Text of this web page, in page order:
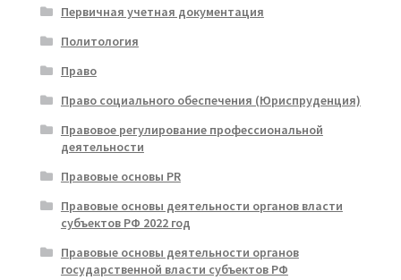
Первичная учетная документация
Политология
Право
Право социального обеспечения (Юриспруденция)
Правовое регулирование профессиональной
деятельности
Правовые основы PR
Правовые основы деятельности органов власти
субъектов РФ 2022 год
Правовые основы деятельности органов
государственной власти субъектов РФ